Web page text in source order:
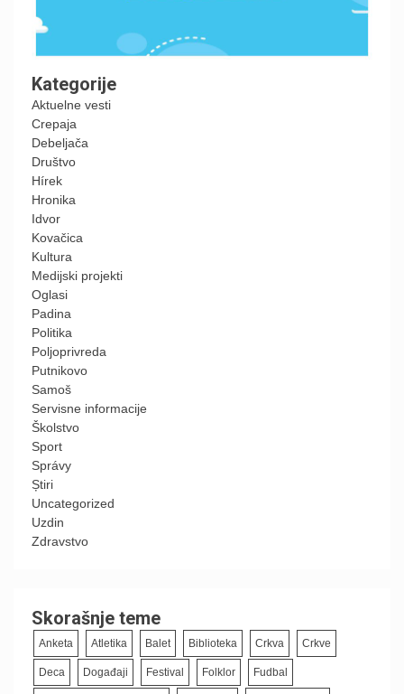
Kategorije
Aktuelne vesti
Crepaja
Debeljača
Društvo
Hírek
Hronika
Idvor
Kovačica
Kultura
Medijski projekti
Oglasi
Padina
Politika
Poljoprivreda
Putnikovo
Samoš
Servisne informacije
Školstvo
Sport
Správy
Știri
Uncategorized
Uzdin
Zdravstvo
Skorašnje teme
Anketa Atletika Balet Biblioteka Crkva Crkve
Deca Događaji Festival Folklor Fudbal